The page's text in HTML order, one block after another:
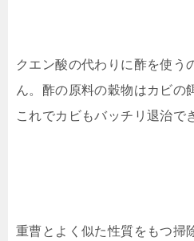
クエン酸の代わりに酢を使う
ん。酢の原料の穀物はカビの
これでカビもバッチリ退治で
重曹とよく似た性質をもつ掃